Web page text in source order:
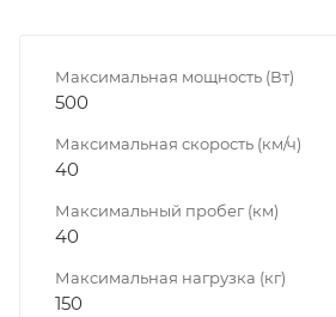
Максимальная мощность (Вт)
500
Максимальная скорость (км/ч)
40
Максимальный пробег (км)
40
Максимальная нагрузка (кг)
150